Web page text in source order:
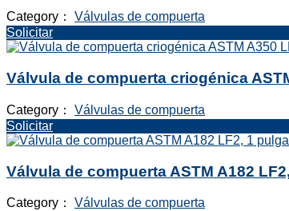
Category： Válvulas de compuerta
Solicitar
Válvula de compuerta criogénica
Category： Válvulas de compuerta
Solicitar
Válvula de compuerta ASTM A182
Category： Válvulas de compuerta